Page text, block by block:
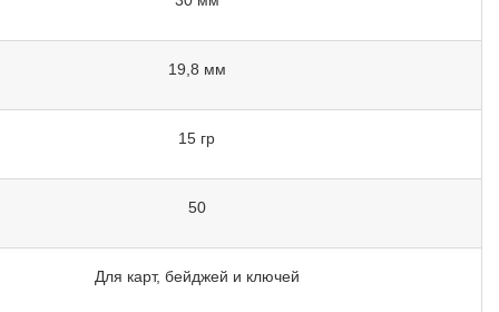
19,8 мм
15 гр
50
Для карт, бейджей и ключей